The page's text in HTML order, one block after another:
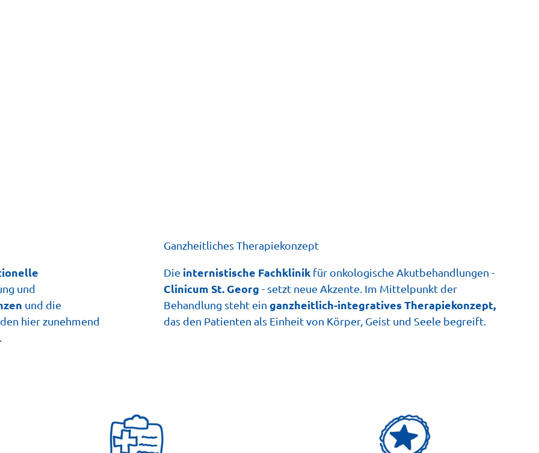
und
und die
hier zunehmend
Ganzheitliches Therapiekonzept
Die internistische Fachklinik für onkologische Akutbehandlungen -
Clinicum St. Georg - setzt neue Akzente. Im Mittelpunkt der
Behandlung steht ein ganzheitlich-integratives Therapiekonzept,
das den Patienten als Einheit von Körper, Geist und Seele begreift.